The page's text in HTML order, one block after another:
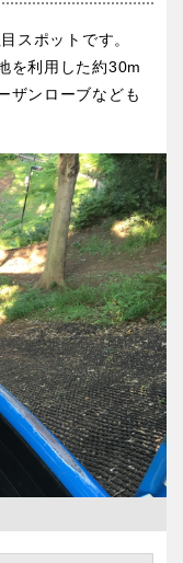
奈良
島根
広島
徳島
愛媛
スポットです。
を利用した約30m
ザンローブなども